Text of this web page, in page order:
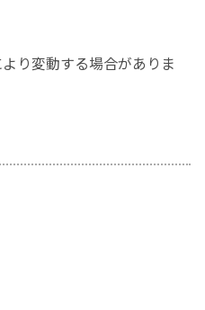
り変動する場合がありま